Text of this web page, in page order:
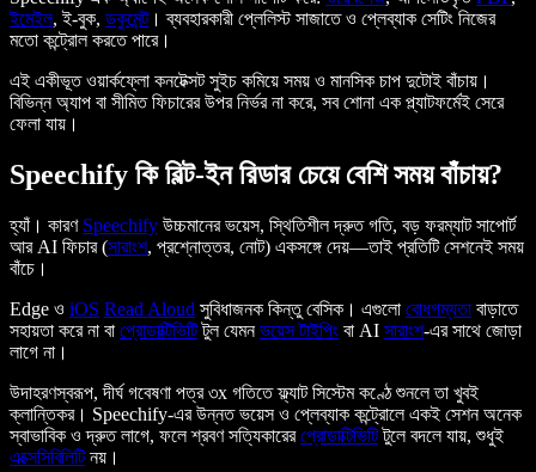
ইমেইল, ই-বুক, ডকুমেন্ট। ব্যবহারকারী প্লেলিস্ট সাজাতে ও প্লেব্যাক সেটিং নিজের
মতো কন্ট্রোল করতে পারে।
এই একীভূত ওয়ার্কফ্লো কনটেক্সট সুইচ কমিয়ে সময় ও মানসিক চাপ দুটোই বাঁচায়।
বিভিন্ন অ্যাপ বা সীমিত ফিচারের উপর নির্ভর না করে, সব শোনা এক প্ল্যাটফর্মেই সেরে
ফেলা যায়।
Speechify কি বিল্ট-ইন রিডার চেয়ে বেশি সময় বাঁচায়?
হ্যাঁ। কারণ Speechify উচ্চমানের ভয়েস, স্থিতিশীল দ্রুত গতি, বড় ফরম্যাট সাপোর্ট
আর AI ফিচার (সারাংশ, প্রশ্নোত্তর, নোট) একসঙ্গে দেয়—তাই প্রতিটি সেশনেই সময়
বাঁচে।
Edge ও iOS Read Aloud সুবিধাজনক কিন্তু বেসিক। এগুলো বোধগম্যতা বাড়াতে
সহায়তা করে না বা প্রোডাক্টিভিটিটুল যেমনভয়েস টাইপিং বা AI সারাংশ-এর সাথে জোড়া
লাগে না।
উদাহরণস্বরূপ, দীর্ঘ গবেষণা পত্র ৩x গতিতে ফ্ল্যাট সিস্টেম কণ্ঠে শুনলে তা খুবই
ক্লান্তিকর। Speechify-এর উন্নত ভয়েস ও প্লেব্যাক কন্ট্রোলে একই সেশন অনেক
স্বাভাবিক ও দ্রুত লাগে, ফলে শ্রবণ সত্যিকারেরপ্রোডাক্টিভিটিটুলে বদলে যায়, শুধুই
এক্সেসিবিলিটিনয়।